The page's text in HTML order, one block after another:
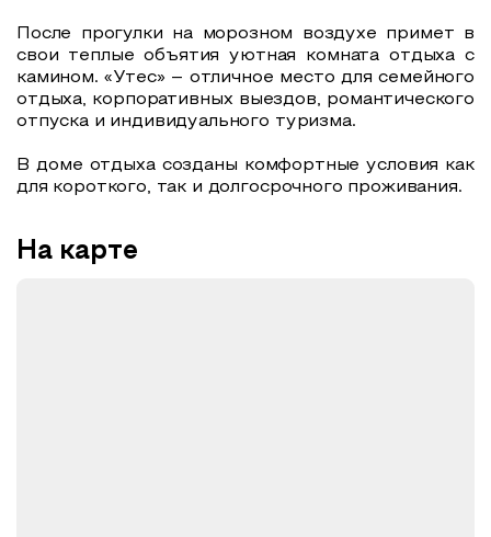
После прогулки на морозном воздухе примет в
свои теплые объятия уютная комната отдыха с
камином. «Утес» – отличное место для семейного
отдыха, корпоративных выездов, романтического
отпуска и индивидуального туризма.
В доме отдыха созданы комфортные условия как
для короткого, так и долгосрочного проживания.
На карте